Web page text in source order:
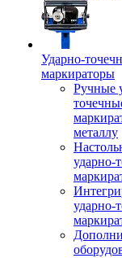
Ударно-
маркираторы
Ручные
металлу
ударно-
ударно-